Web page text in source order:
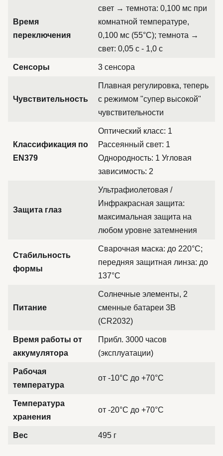
Время
переключения
свет → темнота: 0,100 мс при
комнатной температуре,
0,100 мс (55°C); темнота →
свет: 0,05 с - 1,0 с
Сенсоры 3 сенсора
Чувствительность
Плавная регулировка, теперь
с режимом "супер высокой"
чувствительности
Классификация по
EN379
Оптический класс: 1
Рассеянный свет: 1
Однородность: 1 Угловая
зависимость: 2
Защита глаз
Ультрафиолетовая /
Инфракрасная защита:
максимальная защита на
любом уровне затемнения
Стабильность
формы
Сварочная маска: до 220°C;
передняя защитная линза: до
137°C
Питание
Солнечные элементы, 2
сменные батареи 3В
(CR2032)
Время работы от
аккумулятора
Прибл. 3000 часов
(эксплуатации)
Рабочая
температура
от -10°C до +70°C
Температура
хранения
от -20°C до +70°C
Вес 495 г